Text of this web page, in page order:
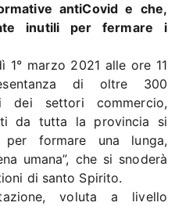
antiCovid e che,
inutili per fermare i
1° marzo 2021 alle ore 11
di oltre 300
dei settori commercio,
da tutta la provincia si
formare una lunga,
umana”, che si snoderà
di santo Spirito.
voluta a livello